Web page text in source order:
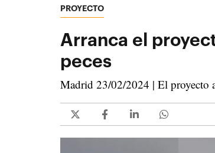
PROYECTO
Arranca el
peces
Madrid 23/02/2024 | El proyecto